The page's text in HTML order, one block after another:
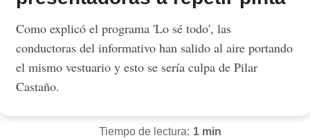
Como explicó el programa 'Lo sé todo', las
conductoras del informativo han salido al aire portando
el mismo vestuario y esto se sería culpa de Pilar
Castaño.
Tiempo de lectura: 1 min